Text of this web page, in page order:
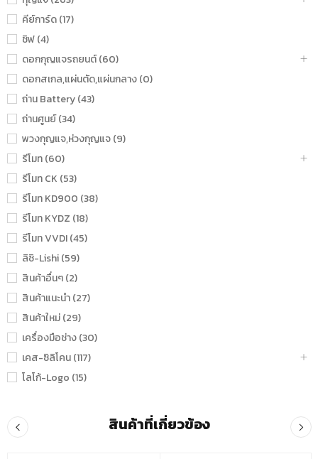
คีย์การ์ด (17)
ชิฟ (4)
ดอกกุญแจรถยนต์ (60)
ดอกสเกล,แผ่นตัด,แผ่นกลาง (0)
ถ่าน Battery (43)
ถ่านศูนย์ (34)
พวงกุญแจ,ห่วงกุญแจ (9)
รีโมท (60)
รีโมท CK (53)
รีโมท KD900 (38)
รีโมท KYDZ (18)
รีโมท VVDI (45)
ลิชิ-Lishi (59)
สินค้าอื่นๆ (2)
สินค้าแนะนำ (27)
สินค้าใหม่ (29)
เครื่องมือช่าง (30)
เคส-ซิลิโคน (117)
โลโก้-Logo (15)
สินค้าที่เกี่ยวข้อง